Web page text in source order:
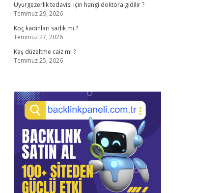
Uyurgezerlik tedavisi için hangi doktora gidilir ?
Temmuz 29, 2026
Koç kadınları sadık mı ?
Temmuz 27, 2026
Kaş düzeltme caiz mi ?
Temmuz 25, 2026